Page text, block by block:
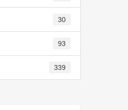
30
93
339